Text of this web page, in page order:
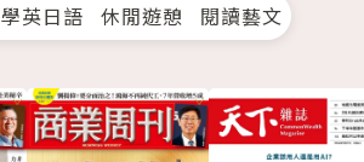
學英日語 休閒遊憩 閱讀藝文